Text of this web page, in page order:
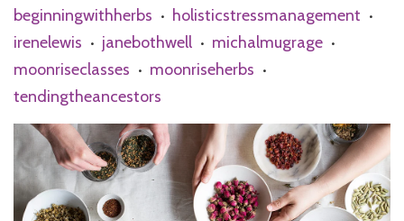
beginningwithherbs • holisticstressmanagement •
irenelewis • janebothwell • michalmugrage •
moonriseclasses • moonriseherbs •
tendingtheancestors